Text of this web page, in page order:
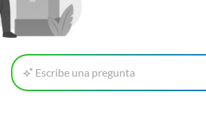
Escribe una pregunta